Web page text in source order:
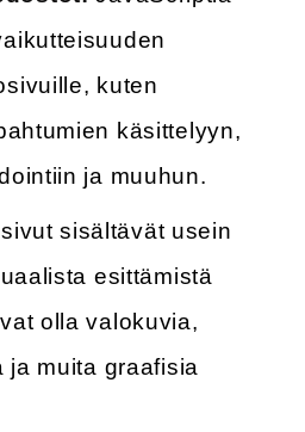
kuten
käsittelyyn,
ja muuhun.
sisältävät usein
esittämistä
olla valokuvia,
ja muita graafisia